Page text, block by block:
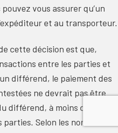
vous assurer qu’un
et au transporteur.
cette décision est que,
entre les parties et
différend, le paiement des
ne devrait pas être
différend, à moins d’une
Selon les normes